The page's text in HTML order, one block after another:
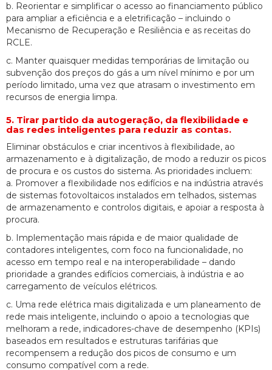
b. Reorientar e simplificar o acesso ao financiamento público
para ampliar a eficiência e a eletrificação – incluindo o
Mecanismo de Recuperação e Resiliência e as receitas do
RCLE.
c. Manter quaisquer medidas temporárias de limitação ou
subvenção dos preços do gás a um nível mínimo e por um
período limitado, uma vez que atrasam o investimento em
recursos de energia limpa.
5. Tirar partido da autogeração, da flexibilidade e
das redes inteligentes para reduzir as contas.
Eliminar obstáculos e criar incentivos à flexibilidade, ao
armazenamento e à digitalização, de modo a reduzir os picos
de procura e os custos do sistema. As prioridades incluem:
a. Promover a flexibilidade nos edifícios e na indústria através
de sistemas fotovoltaicos instalados em telhados, sistemas
de armazenamento e controlos digitais, e apoiar a resposta à
procura.
b. Implementação mais rápida e de maior qualidade de
contadores inteligentes, com foco na funcionalidade, no
acesso em tempo real e na interoperabilidade – dando
prioridade a grandes edifícios comerciais, à indústria e ao
carregamento de veículos elétricos.
c. Uma rede elétrica mais digitalizada e um planeamento de
rede mais inteligente, incluindo o apoio a tecnologias que
melhoram a rede, indicadores-chave de desempenho (KPIs)
baseados em resultados e estruturas tarifárias que
recompensem a redução dos picos de consumo e um
consumo compatível com a rede.